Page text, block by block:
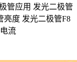
管应用 发光二极管
亮度 发光二极管F8
流